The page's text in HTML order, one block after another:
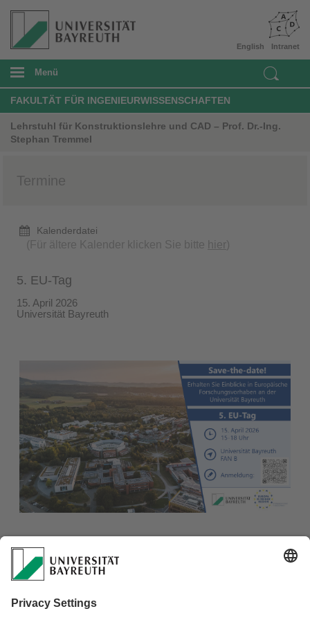
Intranet
English
Menü
FAKULTÄT FÜR INGENIEURWISSENSCHAFTEN
Lehrstuhl für Konstruktionslehre und CAD – Prof. Dr.-Ing.
Stephan Tremmel
Termine
Kalenderdatei
(Für ältere Kalender klicken Sie bitte hier)
5. EU-Tag
15. April 2026
Universität Bayreuth
Anmeldung unter:
https://www.eventbrite.de/e/5-eu-tag-der-ing-an-der-
universitat-bayreuth-tickets-1978394235415?